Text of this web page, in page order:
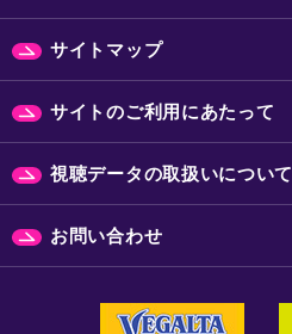
サイトマップ
サイトのご利用にあたって
視聴データの取扱いについて
お問い合わせ